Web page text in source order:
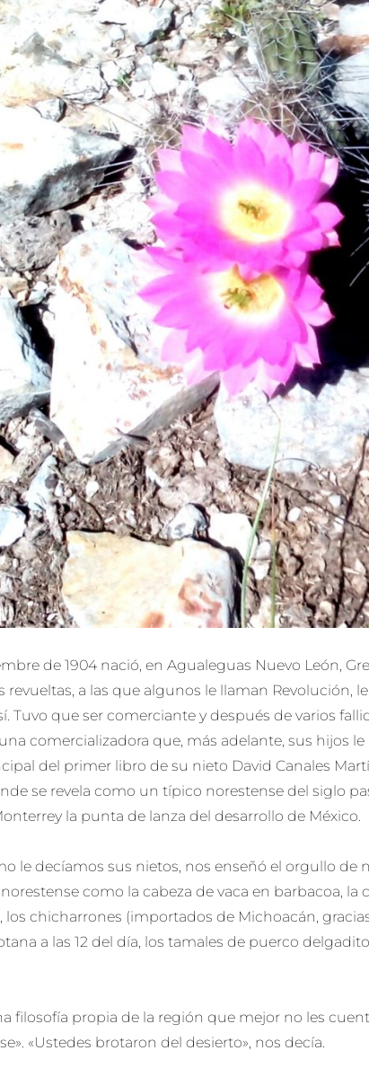
de 1904 nació, en Agualeguas Nuevo León,
revueltas, a las que algunos le llaman Revolución,
Tuvo que ser comerciante y después de varios
comercializadora que, más adelante, sus hijos
del primer libro de su nieto David Canales
se revela como un típico norestense del siglo
la punta de lanza del desarrollo de México.
le decíamos sus nietos, nos enseñó el orgullo de
como la cabeza de vaca en barbacoa, la
los chicharrones (importados de Michoacán,
a las 12 del día, los tamales de puerco
filosofía propia de la región que mejor no les
«Ustedes brotaron del desierto», nos decía.